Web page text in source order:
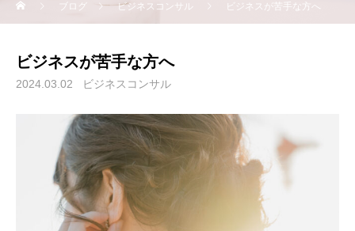
ブログ ビジネスコンサル ビジネスが苦手な方へ
ビジネスが苦手な方へ
2024.03.02 ビジネスコンサル